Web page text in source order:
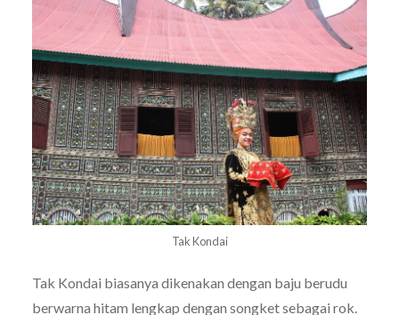
Tak Kondai
Tak Kondai biasanya dikenakan dengan baju berudu
berwarna hitam lengkap dengan songket sebagai rok.